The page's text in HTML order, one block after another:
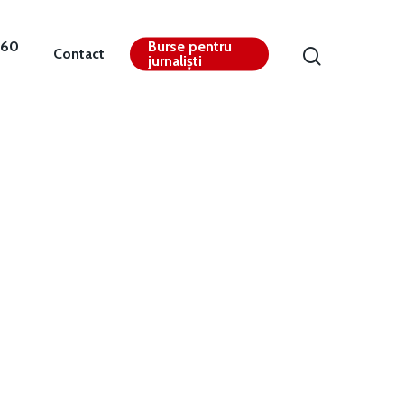
Contact
Burse pentru
jurnaliști